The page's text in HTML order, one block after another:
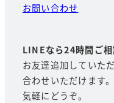
お問い合わせ
LINEなら24時間ご
お友達追加していた
合わせいただけます
気軽にどうぞ。